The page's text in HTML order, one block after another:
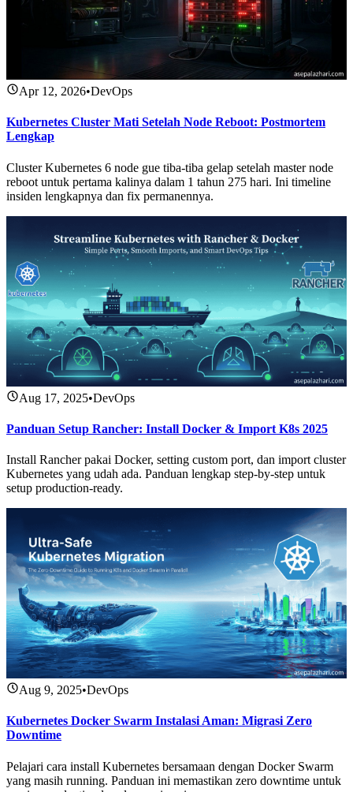
Apr 12, 2026•DevOps
Kubernetes Cluster Mati Setelah Node Reboot: Postmortem
Lengkap
Cluster Kubernetes 6 node gue tiba-tiba gelap setelah master node
reboot untuk pertama kalinya dalam 1 tahun 275 hari. Ini timeline
insiden lengkapnya dan fix permanennya.
Aug 17, 2025•DevOps
Panduan Setup Rancher: Install Docker & Import K8s 2025
Install Rancher pakai Docker, setting custom port, dan import cluster
Kubernetes yang udah ada. Panduan lengkap step-by-step untuk
setup production-ready.
Aug 9, 2025•DevOps
Kubernetes Docker Swarm Instalasi Aman: Migrasi Zero
Downtime
Pelajari cara install Kubernetes bersamaan dengan Docker Swarm
yang masih running. Panduan ini memastikan zero downtime untuk